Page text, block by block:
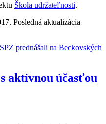
Škola udržateľnosti.
Posledná aktualizácia
prednášali na Beckovských
aktívnou účasťou